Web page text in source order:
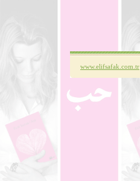
www.elifsafak.com.tr